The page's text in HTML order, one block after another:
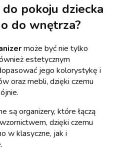
pokoju dziecka
do wnętrza?
może być nie tylko
estetycznym
jego kolorystykę i
oraz mebli, dzięki czemu
są organizery, które łączą
dzięki czemu
w klasyczne, jak i